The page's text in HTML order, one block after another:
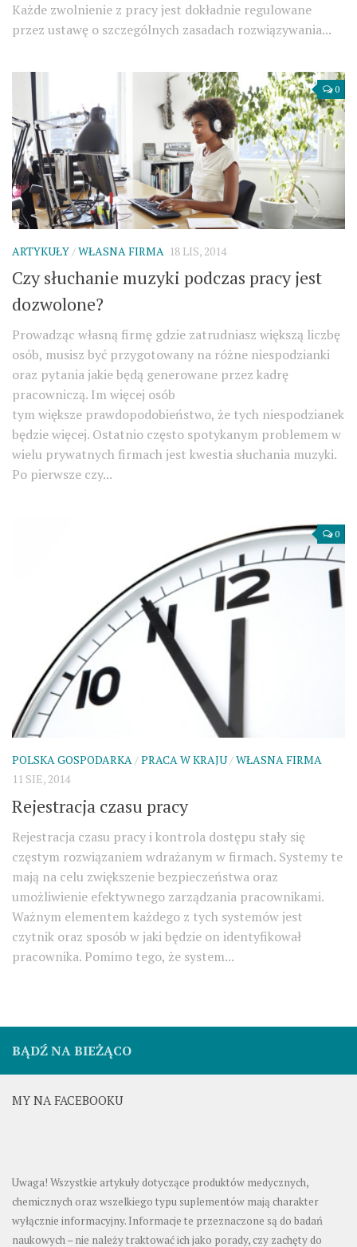
Każde zwolnienie z pracy jest dokładnie regulowane
przez ustawę o szczególnych zasadach rozwiązywania...
0
ARTYKUŁY/WŁASNA FIRMA 18 LIS, 2014
Czy słuchanie muzyki podczas pracy jest
dozwolone?
Prowadząc własną firmę gdzie zatrudniasz większą liczbę
osób, musisz być przygotowany na różne niespodzianki
oraz pytania jakie będą generowane przez kadrę
pracowniczą. Im więcej osób
tym większe prawdopodobieństwo, że tych niespodzianek
będzie więcej. Ostatnio często spotykanym problemem w
wielu prywatnych firmach jest kwestia słuchania muzyki.
Po pierwsze czy...
0
POLSKA GOSPODARKA/PRACA W KRAJU/WŁASNA FIRMA
11 SIE, 2014
Rejestracja czasu pracy
Rejestracja czasu pracy i kontrola dostępu stały się
częstym rozwiązaniem wdrażanym w firmach. Systemy te
mają na celu zwiększenie bezpieczeństwa oraz
umożliwienie efektywnego zarządzania pracownikami.
Ważnym elementem każdego z tych systemów jest
czytnik oraz sposób w jaki będzie on identyfikował
pracownika. Pomimo tego, że system...
BĄDŹ NA BIEŻĄCO
MY NA FACEBOOKU
Uwaga! Wszystkie artykuły dotyczące produktów medycznych,
chemicznych oraz wszelkiego typu suplementów mają charakter
wyłącznie informacyjny. Informacje te przeznaczone są do badań
naukowych – nie należy traktować ich jako porady, czy zachęty do